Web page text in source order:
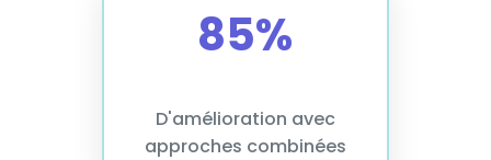
85%
D'amélioration avec
approches combinées